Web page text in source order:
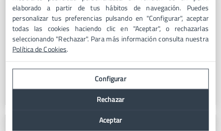
VPS
Servidor VPS administrado alojado en España. Incluye
migración gratis y soporte técnico 24x7.
Contratar VPS Barato
elaborado a partir de tus hábitos de navegación. Puedes
personalizar tus preferencias pulsando en "Configurar", aceptar
todas las cookies haciendo clic en "Aceptar", o rechazarlas
seleccionando "Rechazar". Para más información consulta nuestra
Política de Cookies.
Configurar
Rechazar
Aceptar